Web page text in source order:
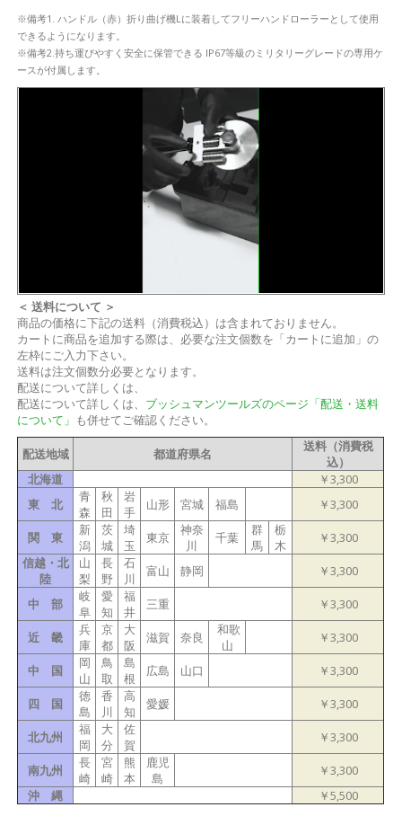
※備考1. ハンドル（赤）折り曲げ機Lに装着してフリーハンドローラーとして使用
できるようになります。
※備考2.持ち運びやすく安全に保管できる IP67等級のミリタリーグレードの専用ケ
ースが付属します。
＜ 送料について ＞
商品の価格に下記の送料（消費税込）は含まれておりません。
カートに商品を追加する際は、必要な注文個数を「カートに追加」の
左枠にご入力下さい。
送料は注文個数分必要となります。
配送について詳しくは、
配送について詳しくは、 ブッシュマンツールズのページ「配送・送料
について」 も併せてご確認ください。
配送地域 都道府県名
送料（消費税
込）
北海道
￥3,300
東 北
青
森
秋
田
岩
手
山形 宮城 福島 ￥3,300
関 東
新
潟
茨
城
埼
玉
東京
神奈
川
千葉
群
馬
栃
木
￥3,300
信越・北
陸
山
梨
長
野
石
川
富山 静岡 ￥3,300
中 部
岐
阜
愛
知
福
井
三重 ￥3,300
近 畿
兵
庫
京
都
大
阪
滋賀 奈良
和歌
山
￥3,300
中 国
岡
山
鳥
取
島
根
広島 山口 ￥3,300
四 国
徳
島
香
川
高
知
愛媛 ￥3,300
北九州
福
岡
大
分
佐
賀
￥3,300
南九州
長
崎
宮
崎
熊
本
鹿児
島
￥3,300
沖 縄
￥5,500